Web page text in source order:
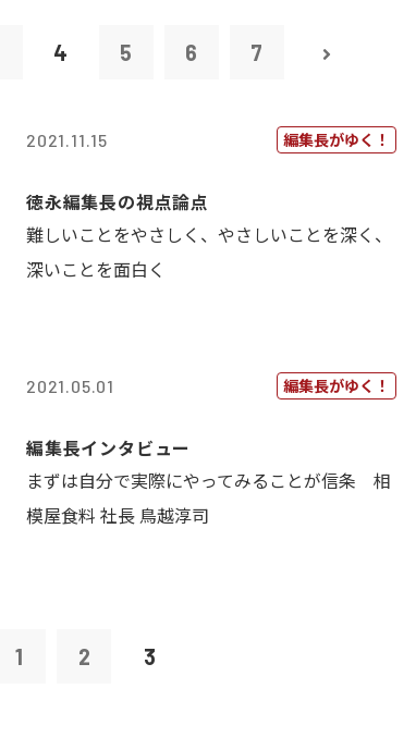
4 5 6 7
2021.11.15 編集長がゆく！
徳永編集長の視点論点
難しいことをやさしく、やさしいことを深く、
深いことを面白く
2021.05.01 編集長がゆく！
編集長インタビュー
まずは自分で実際にやってみることが信条 相
模屋食料 社長 鳥越淳司
1 2 3